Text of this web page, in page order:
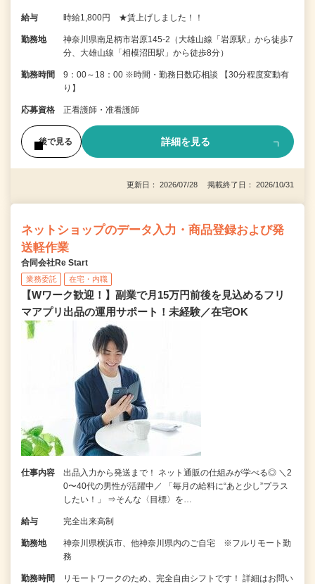
給与 時給1,800円 ★賃上げしました！！
勤務地
神奈川県南足柄市岩原145-2（大雄山線「岩原駅」から徒歩7
分、大雄山線「相模沼田駅」から徒歩8分）
勤務時間
9：00～18：00 ※時間・勤務日数応相談 【30分程度変動有
り】
応募資格 正看護師・准看護師
後で見る 詳細を見る
更新日： 2026/07/28 掲載終了日： 2026/10/31
ネットショップのデータ入力・商品登録および発
送軽作業
合同会社Re Start
業務委託 在宅・内職
【Wワーク歓迎！】副業で月15万円前後を見込めるフリ
マアプリ出品の運用サポート！未経験／在宅OK
仕事内容
出品入力から発送まで！ ネット通販の仕組みが学べる◎ ＼2
0〜40代の男性が活躍中／ 「毎月の給料に“あと少し”プラス
したい！」 ⇒そんな〈目標〉を…
給与 完全出来高制
勤務地
神奈川県横浜市、他神奈川県内のご自宅 ※フルリモート勤
務
勤務時間
リモートワークのため、完全自由シフトです！ 詳細はお問い